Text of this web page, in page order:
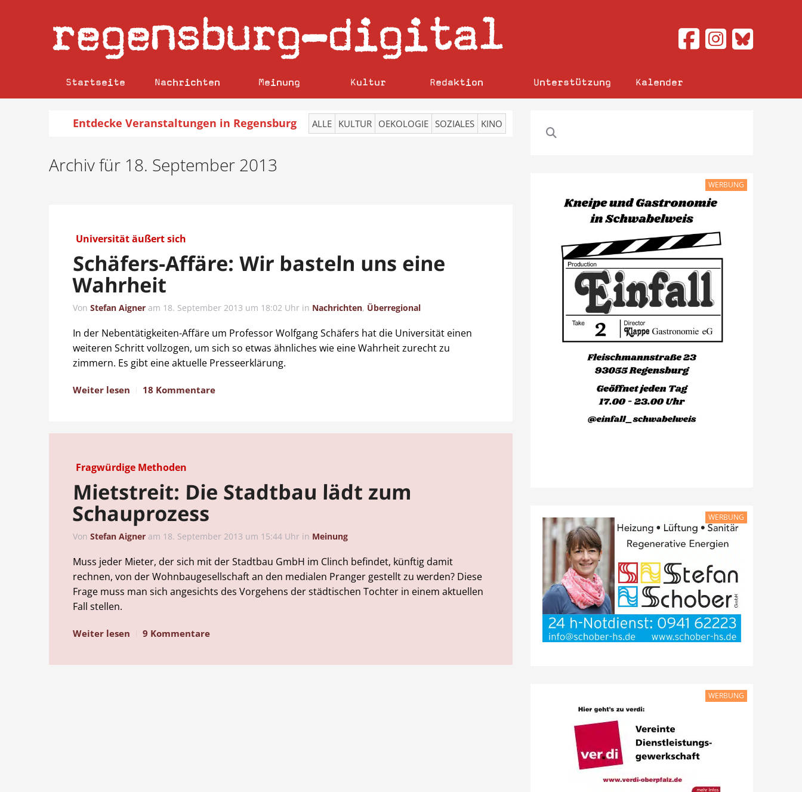
regensburg–digital
Startseite Nachrichten Meinung Kultur Redaktion Unterstützung Kalender
Entdecke Veranstaltungen in Regensburg ALLE KULTUR OEKOLOGIE SOZIALES KINO
Archiv für 18. September 2013
Universität äußert sich
Schäfers-Affäre: Wir basteln uns eine
Wahrheit
Von Stefan Aigner am 18. September 2013 um 18:02 Uhr in Nachrichten, Überregional
In der Nebentätigkeiten-Affäre um Professor Wolfgang Schäfers hat die Universität einen
weiteren Schritt vollzogen, um sich so etwas ähnliches wie eine Wahrheit zurecht zu
zimmern. Es gibt eine aktuelle Presseerklärung.
Weiter lesen 18 Kommentare
Fragwürdige Methoden
Mietstreit: Die Stadtbau lädt zum
Schauprozess
Von Stefan Aigner am 18. September 2013 um 15:44 Uhr in Meinung
Muss jeder Mieter, der sich mit der Stadtbau GmbH im Clinch befindet, künftig damit
rechnen, von der Wohnbaugesellschaft an den medialen Pranger gestellt zu werden? Diese
Frage muss man sich angesichts des Vorgehens der städtischen Tochter in einem aktuellen
Fall stellen.
Weiter lesen 9 Kommentare
WERBUNG
WERBUNG
WERBUNG